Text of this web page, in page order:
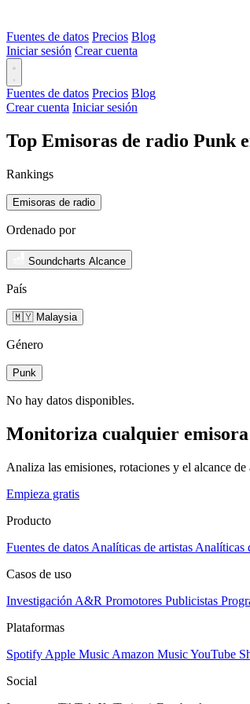
Fuentes de datos Precios Blog
Iniciar sesión Crear cuenta
Fuentes de datos Precios Blog
Crear cuenta Iniciar sesión
Top Emisoras de radio Punk
Rankings
Emisoras de radio
Ordenado por
Soundcharts Alcance
País
🇲🇾 Malaysia
Género
Punk
No hay datos disponibles.
Monitoriza cualquier
Analiza las emisiones, rotaciones y el alcance
Empieza gratis
Producto
Fuentes de datos Analíticas de artistas Analíticas
Casos de uso
Investigación A&R Promotores Publicistas
Plataformas
Spotify Apple Music Amazon MusicYouTube
Social